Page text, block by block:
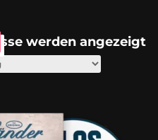
werden angezeigt